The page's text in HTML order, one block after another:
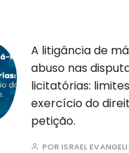
A litigância de
abuso nas
licitatórias:
exercício do
petição.
PORISRAEL